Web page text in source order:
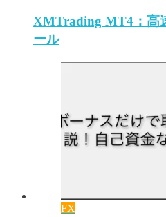
XMTrading MT4：高
ール
FX